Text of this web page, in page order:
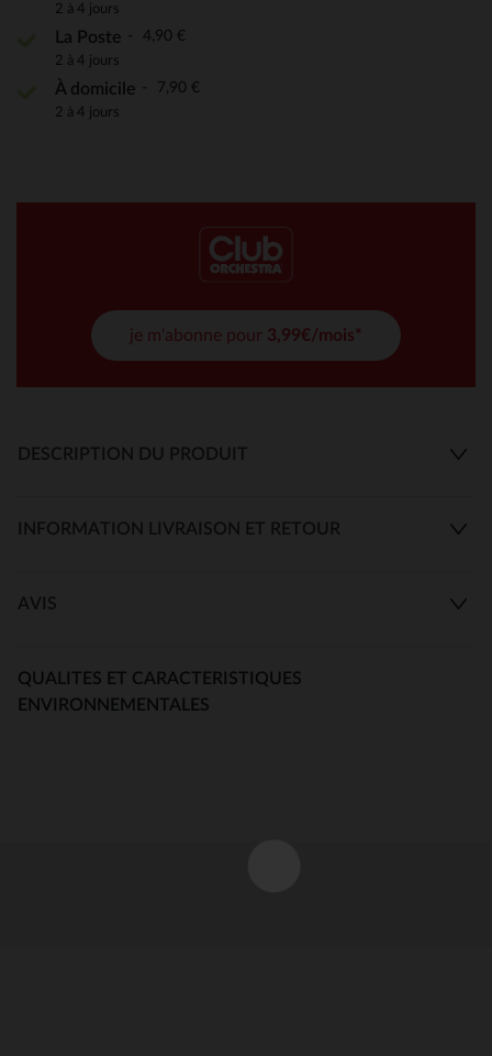
2 à 4 jours
La Poste 4,90 €
2 à 4 jours
À domicile 7,90 €
2 à 4 jours
je m'abonne pour 3,99€/mois*
DESCRIPTION DU PRODUIT
INFORMATION LIVRAISON ET RETOUR
AVIS
QUALITES ET CARACTERISTIQUES
ENVIRONNEMENTALES